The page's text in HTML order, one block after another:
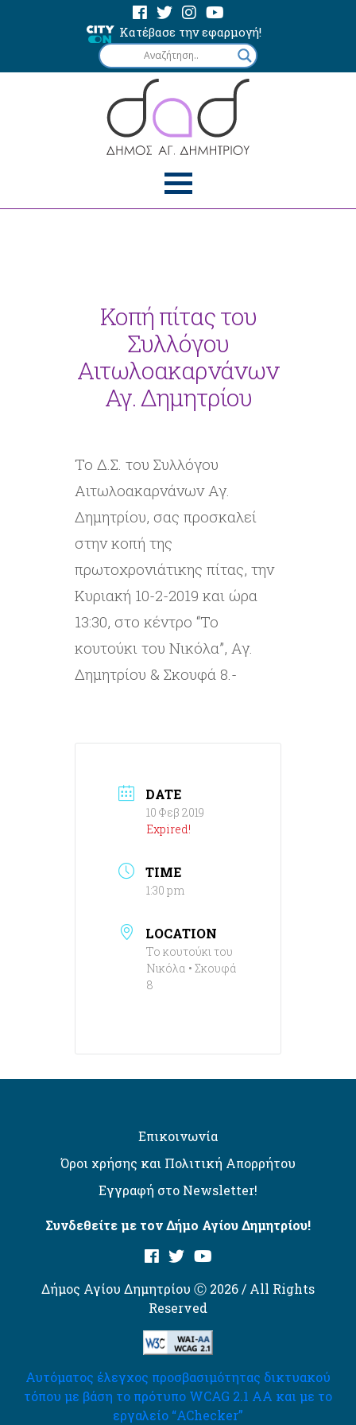
Κατέβασε την εφαρμογή!
Κοπή πίτας του
Συλλόγου
Αιτωλοακαρνάνων
Αγ. Δημητρίου
Το Δ.Σ. του Συλλόγου
Αιτωλοακαρνάνων Αγ.
Δημητρίου, σας προσκαλεί
στην κοπή της
πρωτοχρονιάτικης πίτας, την
Κυριακή 10-2-2019 και ώρα
13:30, στο κέντρο “Το
κουτούκι του Νικόλα”, Αγ.
Δημητρίου & Σκουφά 8.-
DATE
10 Φεβ 2019
Expired!
TIME
1:30 pm
LOCATION
Το κουτούκι του
Νικόλα • Σκουφά
8
Επικοινωνία
Όροι χρήσης και Πολιτική Απορρήτου
Εγγραφή στο Newsletter!
Συνδεθείτε με τον Δήμο Αγίου Δημητρίου!
Δήμος Αγίου Δημητρίου Ⓒ 2026 / All Rights
Reserved
Αυτόματος έλεγχος προσβασιμότητας δικτυακού
τόπου με βάση το πρότυπο WCAG 2.1 AA και με το
εργαλείο “AChecker”